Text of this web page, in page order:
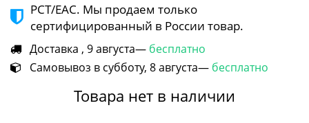
РСТ/ЕАС. Мы продаем только
сертифицированный в России товар.
Доставка , 9 августа— бесплатно
Самовывоз в субботу, 8 августа— бесплатно
Товара нет в наличии